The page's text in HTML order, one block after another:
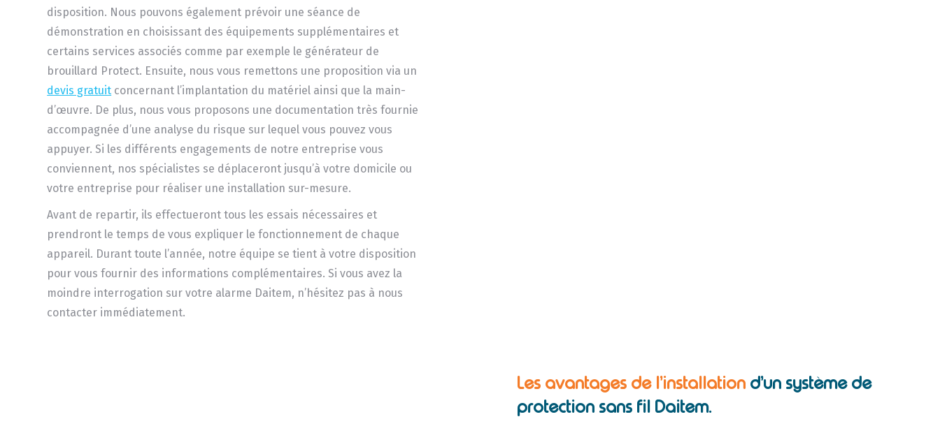
disposition. Nous pouvons également prévoir une séance de
démonstration en choisissant des équipements supplémentaires et
certains services associés comme par exemple le générateur de
brouillard Protect. Ensuite, nous vous remettons une proposition via un
devis gratuit concernant l’implantation du matériel ainsi que la main-
d’œuvre. De plus, nous vous proposons une documentation très fournie
accompagnée d’une analyse du risque sur lequel vous pouvez vous
appuyer. Si les différents engagements de notre entreprise vous
conviennent, nos spécialistes se déplaceront jusqu’à votre domicile ou
votre entreprise pour réaliser une installation sur-mesure.
Avant de repartir, ils effectueront tous les essais nécessaires et
prendront le temps de vous expliquer le fonctionnement de chaque
appareil. Durant toute l’année, notre équipe se tient à votre disposition
pour vous fournir des informations complémentaires. Si vous avez la
moindre interrogation sur votre alarme Daitem, n’hésitez pas à nous
contacter immédiatement.
Les avantages de l’installation d’un système de
protection sans fil Daitem.